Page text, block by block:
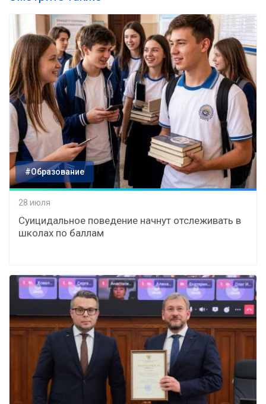
#Образование
28 июля
Суицидальное поведение начнут отслеживать в
школах по баллам